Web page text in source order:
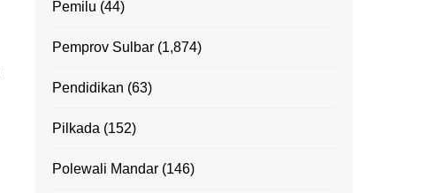
Pemilu (44)
Pemprov Sulbar (1,874)
Pendidikan (63)
Pilkada (152)
Polewali Mandar (146)